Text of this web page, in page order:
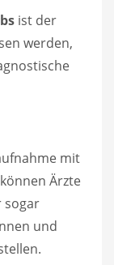
ist der
werden,
mit
Ärzte
sogar
und